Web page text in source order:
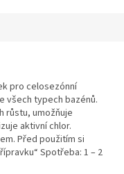
pro celosezónní
všech typech bazénů.
růstu, umožňuje
aktivní chlor.
Před použitím si
Spotřeba: 1 – 2